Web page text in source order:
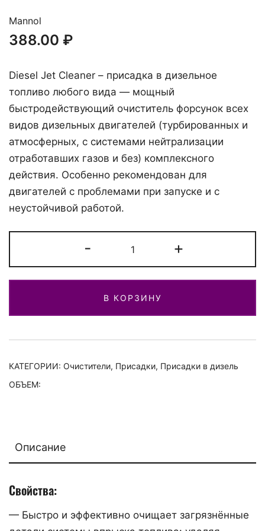
Mannol
388.00 ₽
Diesel Jet Cleaner – присадка в дизельное
топливо любого вида — мощный
быстродействующий очиститель форсунок всех
видов дизельных двигателей (турбированных и
атмосферных, с системами нейтрализации
отработавших газов и без) комплексного
действия. Особенно рекомендован для
двигателей с проблемами при запуске и с
неустойчивой работой.
-
Присадки
для
системы
MN9980
Cleaner
+
В КОРЗИНУ
КАТЕГОРИИ: Очистители, Присадки, Присадки в дизель
ОБЪЕМ:
Описание
Свойства:
— Быстро и эффективно очищает загрязнённые